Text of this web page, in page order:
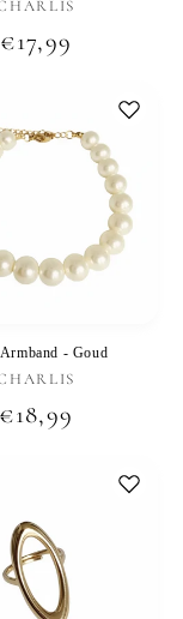
Verkoper:
Normale
€17,99
- Goud
Verkoper:
Normale
€18,99